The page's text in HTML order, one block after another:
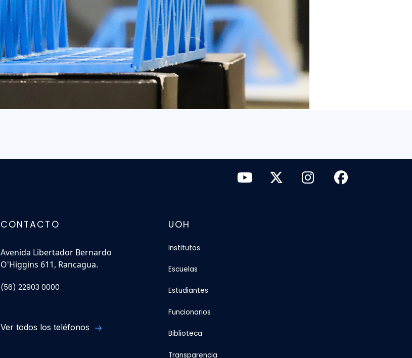
CONTACTO
Avenida Libertador Bernardo
O'Higgins 611, Rancagua.
(56) 22903 0000
Ver todos los teléfonos
UOH
Institutos
Escuelas
Estudiantes
Funcionarios
Biblioteca
Transparencia